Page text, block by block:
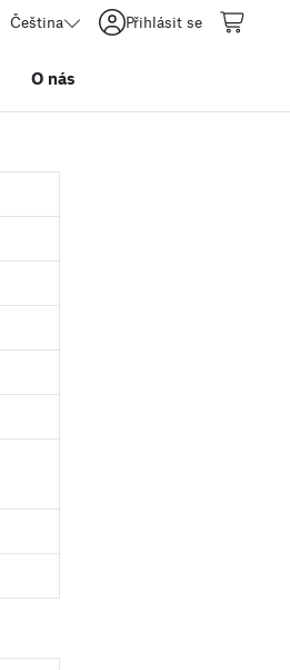
Čeština Přihlásit se
O nás